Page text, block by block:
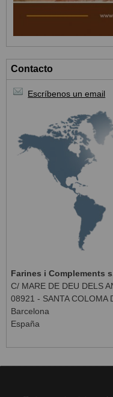
Contacto
Escríbenos un email
Farines i Complements
C/ MARE DE DEU DELS
08921 - SANTA COLOMA
Barcelona
España